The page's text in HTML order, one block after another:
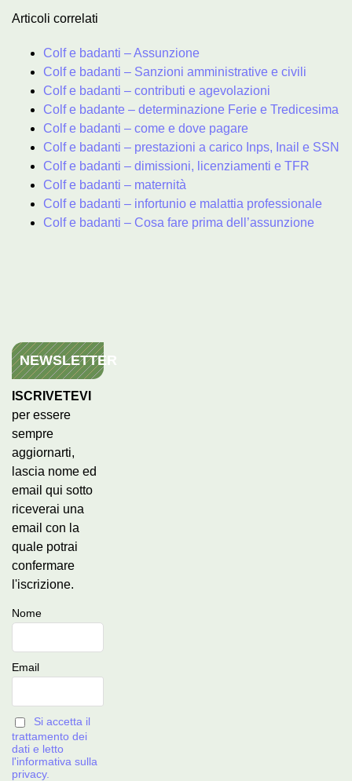
Articoli correlati
Colf e badanti – Assunzione
Colf e badanti – Sanzioni amministrative e civili
Colf e badanti – contributi e agevolazioni
Colf e badante – determinazione Ferie e Tredicesima
Colf e badanti – come e dove pagare
Colf e badanti – prestazioni a carico Inps, Inail e SSN
Colf e badanti – dimissioni, licenziamenti e TFR
Colf e badanti – maternità
Colf e badanti – infortunio e malattia professionale
Colf e badanti – Cosa fare prima dell’assunzione
NEWSLETTER
ISCRIVETEVI
per essere
sempre
aggiornarti,
lascia nome ed
email qui sotto
riceverai una
email con la
quale potrai
confermare
l'iscrizione.
Nome
Email
Si accetta il
trattamento dei
dati e letto
l'informativa sulla
privacy.